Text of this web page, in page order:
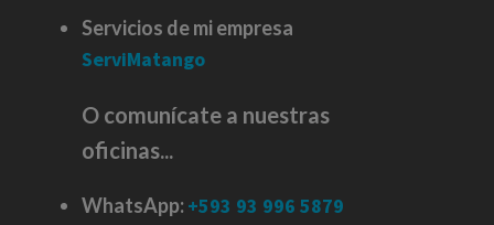
Servicios de mi empresa
ServiMatango
O comunícate a nuestras
oficinas...
WhatsApp: +593 93 996 5879